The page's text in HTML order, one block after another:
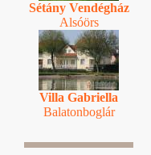
Sétány Vendégház
Alsóörs
Villa Gabriella
Balatonboglár